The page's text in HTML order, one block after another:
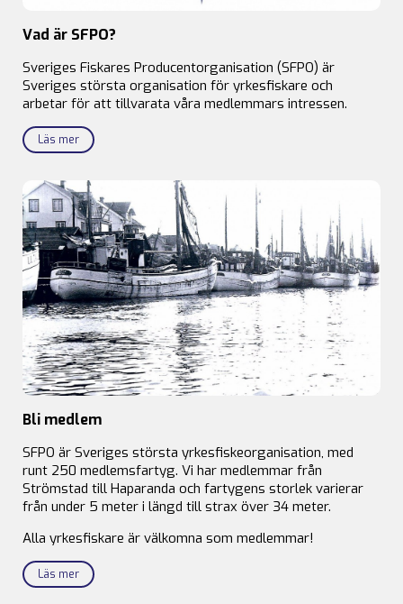
Vad är SFPO?
Sveriges Fiskares Producentorganisation (SFPO) är
Sveriges största organisation för yrkesfiskare och
arbetar för att tillvarata våra medlemmars intressen.
Läs mer
Bli medlem
SFPO är Sveriges största yrkesfiskeorganisation, med
runt 250 medlemsfartyg. Vi har medlemmar från
Strömstad till Haparanda och fartygens storlek varierar
från under 5 meter i längd till strax över 34 meter.
Alla yrkesfiskare är välkomna som medlemmar!
Läs mer